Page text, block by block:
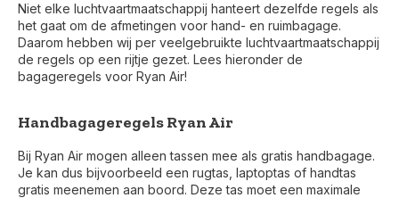
Niet elke luchtvaartmaatschappij hanteert dezelfde regels als
het gaat om de afmetingen voor hand- en ruimbagage.
Daarom hebben wij per veelgebruikte luchtvaartmaatschappij
de regels op een rijtje gezet. Lees hieronder de
bagageregels voor Ryan Air!
Handbagageregels Ryan Air
Bij Ryan Air mogen alleen tassen mee als gratis handbagage.
Je kan dus bijvoorbeeld een rugtas, laptoptas of handtas
gratis meenemen aan boord. Deze tas moet een maximale